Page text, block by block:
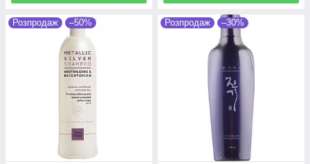
Розпродаж –50% Розпродаж –30%